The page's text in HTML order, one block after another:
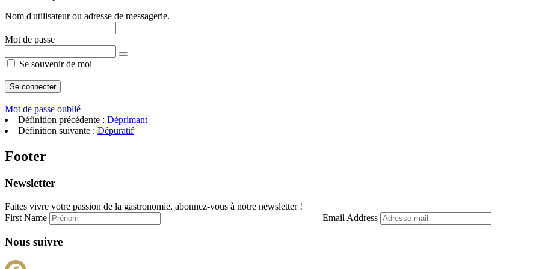
Nom d'utilisateur ou adresse de messagerie.
Mot de passe
Se souvenir de moi
Mot de passe oublié
Définition précédente : Déprimant
Définition suivante : Dépuratif
Footer
Newsletter
Faites vivre votre passion de la gastronomie, abonnez-vous à notre newsletter !
First Name
Email Address
Nous suivre